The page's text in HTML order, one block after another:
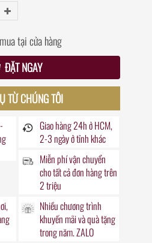
tại cửa hàng
ĐẶT NGAY
TỪ CHÚNG TÔI
Giao hàng24hở HCM,
2-3 ngày ở tỉnh khác
Miễn phí vận chuyển
cho tất cả đơn hàng trên
2 triệu
,
Nhiều chương trình
khuyến mãivà quà tặng
trong năm. ZALO